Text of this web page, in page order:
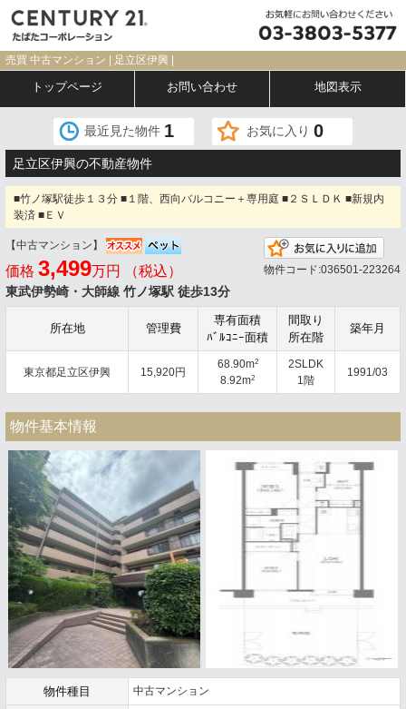
売買 中古マンション | 足立区伊興 |
トップページ お問い合わせ 地図表示
最近見た物件 1 お気に入り 0
足立区伊興の不動産物件
■竹ノ塚駅徒歩１３分 ■１階、西向バルコニー＋専用庭 ■２ＳＬＤＫ ■新規内
装済 ■ＥＶ
【中古マンション】
価格 3,499万円 （税込）
東武伊勢崎・大師線 竹ノ塚駅 徒歩13分
物件コード:036501-223264
所在地 管理費
専有面積
ﾊﾞﾙｺﾆｰ面積
間取り
所在階
築年月
東京都足立区伊興 15,920円
68.90m2
8.92m2
2SLDK
1階
1991/03
物件基本情報
物件種目 中古マンション